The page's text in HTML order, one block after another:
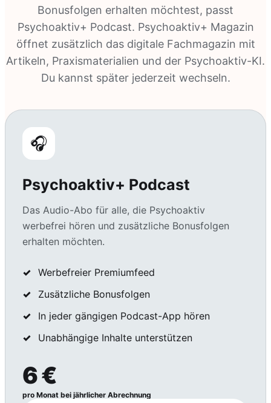
Bonusfolgen erhalten möchtest, passt
Psychoaktiv+ Podcast. Psychoaktiv+ Magazin
öffnet zusätzlich das digitale Fachmagazin mit
Artikeln, Praxismaterialien und der Psychoaktiv-KI.
Du kannst später jederzeit wechseln.
🎧
Psychoaktiv+ Podcast
Das Audio-Abo für alle, die Psychoaktiv
werbefrei hören und zusätzliche Bonusfolgen
erhalten möchten.
Werbefreier Premiumfeed
Zusätzliche Bonusfolgen
In jeder gängigen Podcast-App hören
Unabhängige Inhalte unterstützen
6 €
pro Monat bei jährlicher Abrechnung